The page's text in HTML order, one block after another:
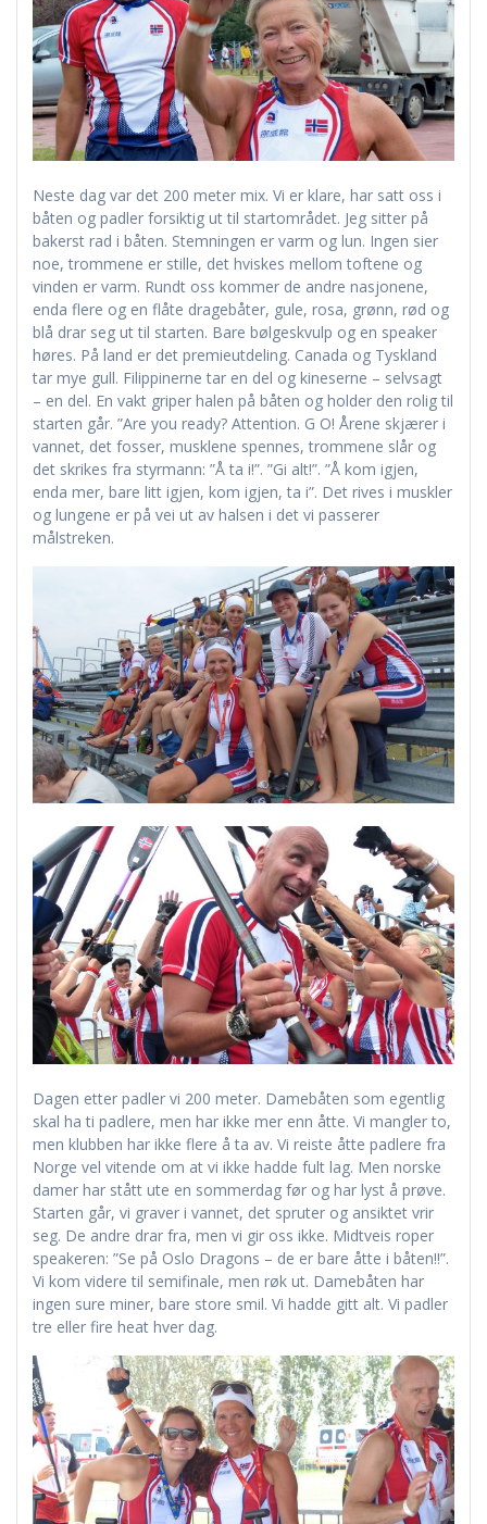
Neste dag var det 200 meter mix. Vi er klare, har satt oss i
båten og padler forsiktig ut til startområdet. Jeg sitter på
bakerst rad i båten. Stemningen er varm og lun. Ingen sier
noe, trommene er stille, det hviskes mellom toftene og
vinden er varm. Rundt oss kommer de andre nasjonene,
enda flere og en flåte dragebåter, gule, rosa, grønn, rød og
blå drar seg ut til starten. Bare bølgeskvulp og en speaker
høres. På land er det premieutdeling. Canada og Tyskland
tar mye gull. Filippinerne tar en del og kineserne – selvsagt
– en del. En vakt griper halen på båten og holder den rolig til
starten går. ”Are you ready? Attention. G O! Årene skjærer i
vannet, det fosser, musklene spennes, trommene slår og
det skrikes fra styrmann: ”Å ta i!”. ”Gi alt!”. ”Å kom igjen,
enda mer, bare litt igjen, kom igjen, ta i”. Det rives i muskler
og lungene er på vei ut av halsen i det vi passerer
målstreken.
Dagen etter padler vi 200 meter. Damebåten som egentlig
skal ha ti padlere, men har ikke mer enn åtte. Vi mangler to,
men klubben har ikke flere å ta av. Vi reiste åtte padlere fra
Norge vel vitende om at vi ikke hadde fult lag. Men norske
damer har stått ute en sommerdag før og har lyst å prøve.
Starten går, vi graver i vannet, det spruter og ansiktet vrir
seg. De andre drar fra, men vi gir oss ikke. Midtveis roper
speakeren: ”Se på Oslo Dragons – de er bare åtte i båten!!”.
Vi kom videre til semifinale, men røk ut. Damebåten har
ingen sure miner, bare store smil. Vi hadde gitt alt. Vi padler
tre eller fire heat hver dag.